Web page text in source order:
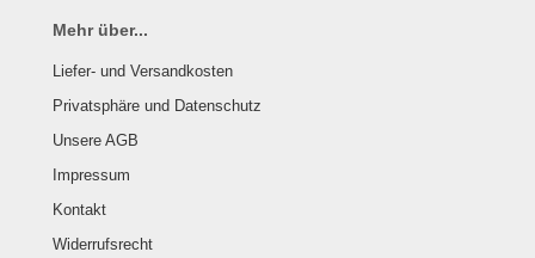
Mehr über...
Liefer- und Versandkosten
Privatsphäre und Datenschutz
Unsere AGB
Impressum
Kontakt
Widerrufsrecht